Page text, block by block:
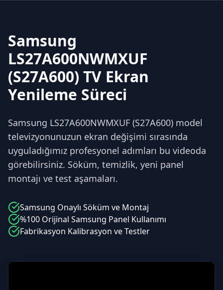
Samsung
LS27A600NWMXUF
(S27A600) TV Ekran
Yenileme Süreci
Samsung LS27A600NWMXUF (S27A600) model
televizyonunuzun ekran değişimi sırasında
uyguladığımız profesyonel adımları bu videoda
görebilirsiniz. Söküm, temizlik, yeni panel
montajı ve test aşamaları.
Samsung Onaylı Söküm ve Montaj
%100 Orijinal Samsung Panel Kullanımı
Fabrikasyon Kalibrasyon ve Testler